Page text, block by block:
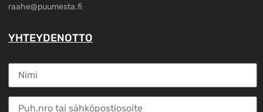
raahe@puumesta.fi
YHTEYDENOTTO